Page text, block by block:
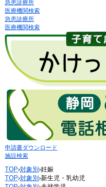
急患診療所
医療機関検索
急患診療所
医療機関検索
申請書ダウンロード
施設検索
TOP›対象別 ›妊娠
TOP›対象別 ›新生児・乳幼児